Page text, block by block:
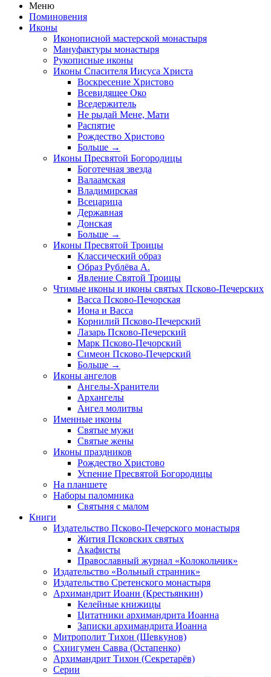
Меню
Поминовения
Иконы
Иконописной мастерской монастыря
Мануфактуры монастыря
Рукописные иконы
Иконы Спасителя Иисуса Христа
Воскресение Христово
Всевидящее Око
Вседержитель
Не рыдай Мене, Мати
Распятие
Рождество Христово
Больше →
Иконы Пресвятой Богородицы
Боготечная звезда
Валаамская
Владимирская
Всецарица
Державная
Донская
Больше →
Иконы Пресвятой Троицы
Классический образ
Образ Рублёва А.
Явление Святой Троицы
Чтимые иконы и иконы святых Псково-Печерских
Васса Псково-Печорская
Иона и Васса
Корнилий Псково-Печерский
Лазарь Псково-Печерский
Марк Псково-Печорский
Симеон Псково-Печерский
Больше →
Иконы ангелов
Ангелы-Хранители
Архангелы
Ангел молитвы
Именные иконы
Святые мужи
Святые жены
Иконы праздников
Рождество Христово
Успение Пресвятой Богородицы
На планшете
Наборы паломника
Святыня с малом
Книги
Издательство Псково-Печерского монастыря
Жития Псковских святых
Акафисты
Православный журнал «Колокольчик»
Издательство «Вольный странник»
Издательство Сретенского монастыря
Архимандрит Иоанн (Крестьянкин)
Келейные книжицы
Цитатники архимандрита Иоанна
Записки архимандрита Иоанна
Митрополит Тихон (Шевкунов)
Схиигумен Савва (Остапенко)
Архимандрит Тихон (Секретарёв)
Серии